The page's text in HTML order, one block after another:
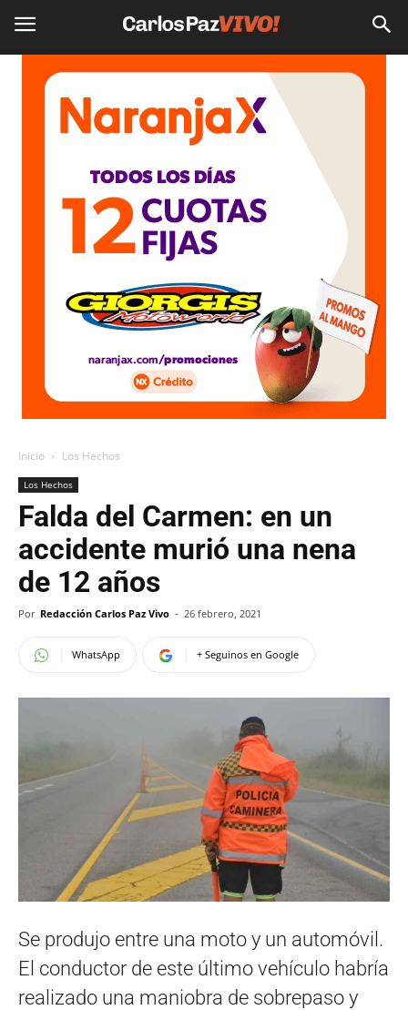
Inicio Los Hechos
Los Hechos
Falda del Carmen: en un
accidente murió una nena
de 12 años
Por Redacción Carlos Paz Vivo - 26 febrero, 2021
WhatsApp + Seguinos en Google
Se produjo entre una moto y un automóvil.
El conductor de este último vehículo habría
realizado una maniobra de sobrepaso y